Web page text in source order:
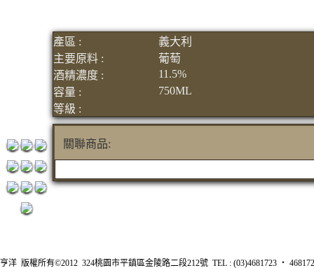
產區 :
義大利
主要原料 :
葡萄
酒精濃度 :
11.5%
容量 :
750ML
等級 :
關聯商品:
亨洋 版權所有©2012 324桃園市平鎮區金陵路二段212號 TEL : (03)4681723 ‧